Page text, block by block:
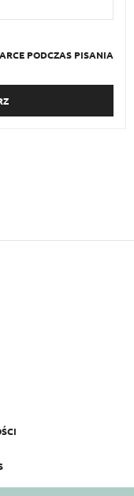
PODCZAS PISANIA